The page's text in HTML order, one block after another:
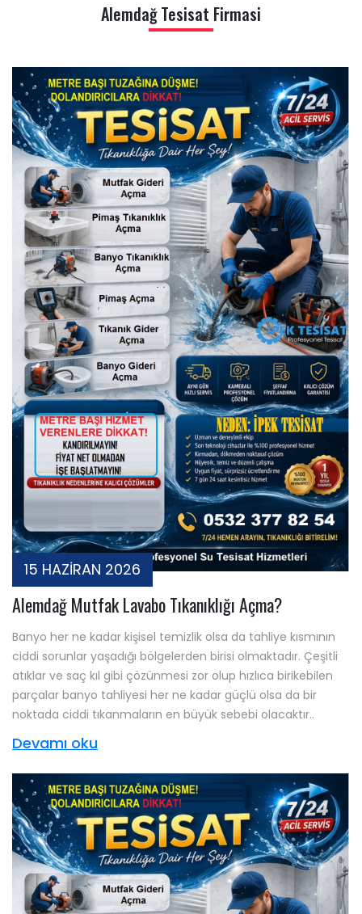
Alemdağ Tesisat Firmasi
15 HAZİRAN 2026
Alemdağ Mutfak Lavabo Tıkanıklığı Açma?
Banyo her ne kadar kişisel temizlik olsa da tahliye kısmının
ciddi sorunlar yaşadığı bölgelerden birisi olmaktadır. Çeşitli
atıklar ve saç kıl gibi çözünmesi zor olup hızlıca birikebilen
parçalar banyo tahliyesi her ne kadar güçlü olsa da bir
noktada ciddi tıkanmaların en büyük sebebi olacaktır..
Devamı oku